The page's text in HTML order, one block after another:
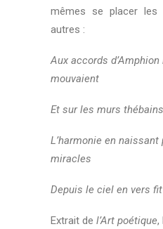
mêmes se placer les
autres :
Aux accords
mouvaient
Et sur les murs
L’harmonie en
miracles
Depuis le ciel en vers
Extrait de l’Art poétique,